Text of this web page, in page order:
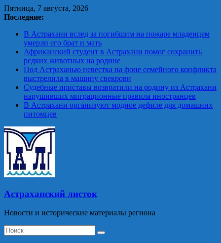
Skip
to
Пятница, 7 августа, 2026
Последние:
В Астрахани вслед за погибшим на пожаре младенцем
умерли его брат и мать
Африканский студент в Астрахани помог сохранить
редких животных на родине
Под Астраханью невестка на фоне семейного конфликта
выстрелила в машину свекрови
Судебные приставы возвратили на родину из Астрахани
нарушивших миграционные правила иностранцев
В Астрахани организуют модное дефиле для домашних
питомцев
Астраханский листок
Новости и исторические материалы региона